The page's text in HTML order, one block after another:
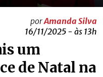
porAmanda Silva
16/11/2025 - às 13h
um
de Natal na